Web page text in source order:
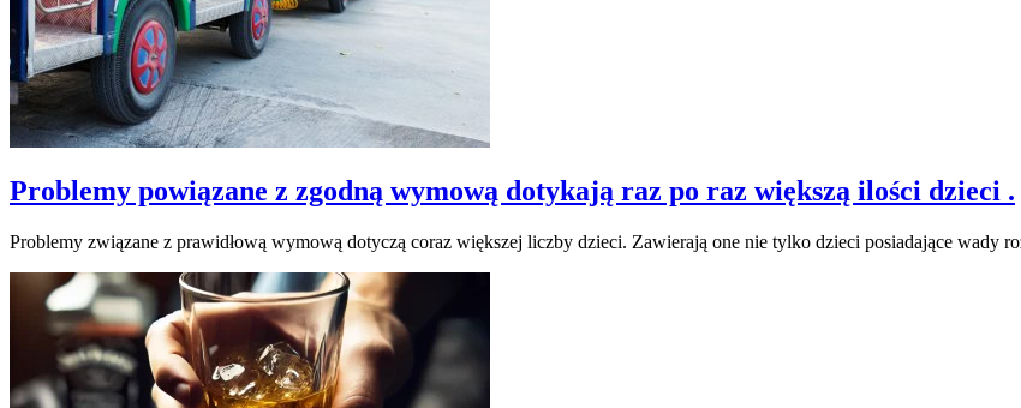
Problemy powiązane z zgodną wymową dotykają raz po raz większą ilości dzieci .
Problemy związane z prawidłową wymową dotyczą coraz większej liczby dzieci. Zawierają one nie tylko dzieci posiadające